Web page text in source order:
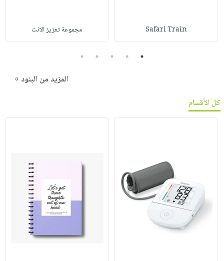
Safari Train مجموعة تعزيز الانت
1
2
3
4
5
المزيد من البنود »
كل الأقسام